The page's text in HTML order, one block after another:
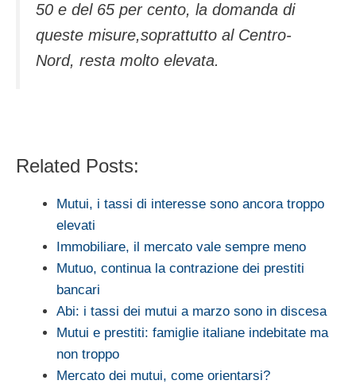
50 e del 65 per cento, la domanda di
queste misure,soprattutto al Centro-
Nord, resta molto elevata.
Related Posts:
Mutui, i tassi di interesse sono ancora troppo
elevati
Immobiliare, il mercato vale sempre meno
Mutuo, continua la contrazione dei prestiti
bancari
Abi: i tassi dei mutui a marzo sono in discesa
Mutui e prestiti: famiglie italiane indebitate ma
non troppo
Mercato dei mutui, come orientarsi?